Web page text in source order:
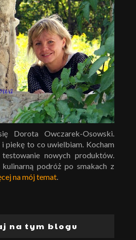
Dorota Owczarek-Osowski.
piekę to co uwielbiam. Kocham
nowych produktów.
podróż po smakach z
na mój temat
na tym blogu